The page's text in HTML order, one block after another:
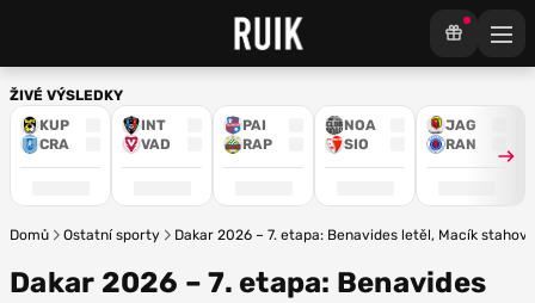
ŽIVÉ VÝSLEDKY
KUP
CRA
INT
VAD
PAI
RAP
NOA
SIO
JAG
RAN
Domů Ostatní sporty Dakar 2026 – 7. etapa: Benavides letěl, Macík
Dakar 2026 – 7. etapa: Benavides